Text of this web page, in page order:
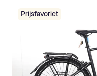
Prijsfavoriet